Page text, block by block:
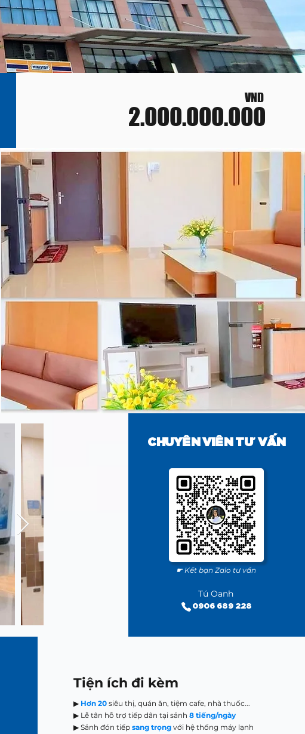
VND
2.000.000.000
CHUYÊN VIÊN TƯ VẤN
☛ Kết bạn Zalo tư vấn
Tú Oanh
0906 689 228
Tiện ích đi kèm
▶ Hơn 20 siêu thị, quán ăn, tiệm cafe, nhà thuốc...
▶ Lễ tân hỗ trợ tiếp dân tại sảnh8 tiếng/ngày
▶ Sảnh đón tiếpsang trọng với hệ thống máy lạnh